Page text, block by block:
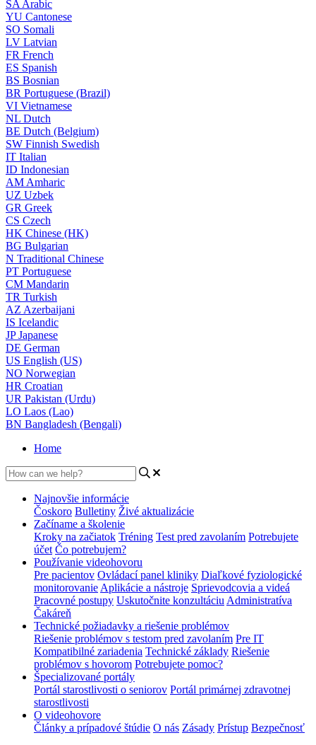
SA Arabic
YU Cantonese
SO Somali
LV Latvian
FR French
ES Spanish
BS Bosnian
BR Portuguese (Brazil)
VI Vietnamese
NL Dutch
BE Dutch (Belgium)
SW Finnish Swedish
IT Italian
ID Indonesian
AM Amharic
UZ Uzbek
GR Greek
CS Czech
HK Chinese (HK)
BG Bulgarian
N Traditional Chinese
PT Portuguese
CM Mandarin
TR Turkish
AZ Azerbaijani
IS Icelandic
JPJapanese
DE German
US English (US)
NO Norwegian
HR Croatian
UR Pakistan (Urdu)
LO Laos (Lao)
BN Bangladesh (Bengali)
Home
Najnovšie informácie
Čoskoro Bulletiny Živé aktualizácie
Začíname a školenie
Kroky na začiatok Tréning Test pred zavolaním Potrebujete
účet Čo potrebujem?
Používanie videohovoru
Pre pacientov Ovládací panel kliniky Diaľkové fyziologické
monitorovanie Aplikácie a nástroje Sprievodcovia a videá
Pracovné postupy Uskutočnite konzultáciu Administratíva
Čakáreň
Technické požiadavky a riešenie problémov
Riešenie problémov s testom pred zavolaním Pre IT
Kompatibilné zariadenia Technické základy Riešenie
problémov s hovorom Potrebujete pomoc?
Špecializované portály
Portál starostlivosti o seniorov Portál primárnej zdravotnej
starostlivosti
O videohovore
Články a prípadové štúdie O nás Zásady Prístup Bezpečnosť